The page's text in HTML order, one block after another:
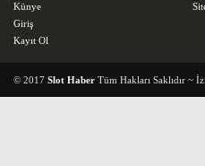
Künye
Giriş
Kayıt Ol
© 2017 Slot Haber Tüm Hakları Saklıdır ~